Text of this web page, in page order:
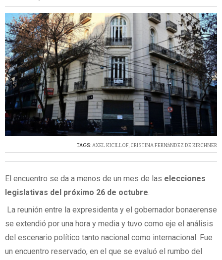
TAGS:AXEL KICILLOF, CRISTINA FERNáNDEZ DE KIRCHNER
El encuentro se da a menos de un mes de las elecciones
legislativas del próximo 26 de octubre.
La reunión entre la expresidenta y el gobernador bonaerense
se extendió por una hora y media y tuvo como eje el análisis
del escenario político tanto nacional como internacional. Fue
un encuentro reservado, en el que se evaluó el rumbo del